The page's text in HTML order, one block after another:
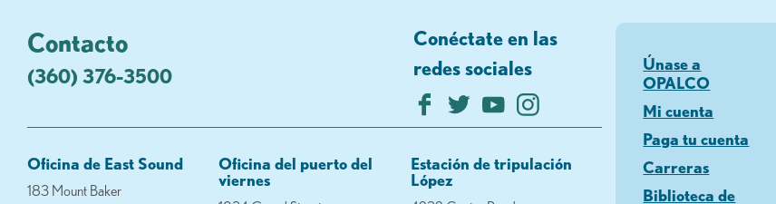
Contacto
(360) 376-3500
Conéctate en las
redes sociales
Oficina de East Sound
183 Mount Baker
Oficina del puerto del
viernes
Estación de tripulación
López
Únase a
OPALCO
Mi cuenta
Paga tu cuenta
Carreras
Biblioteca de